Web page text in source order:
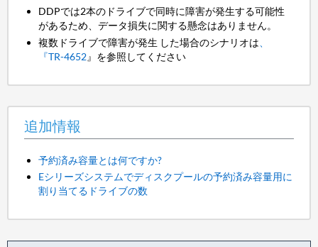
DDPでは2本のドライブで同時に障害が発生する可能性
があるため、データ損失に関する懸念はありません。
複数ドライブで障害が発生 した場合のシナリオは
『TR-4652』を参照してください
追加情報
予約済み容量とは何ですか?
Eシリーズシステムでディスクプールの予約済み容量用に
割り当てるドライブの数